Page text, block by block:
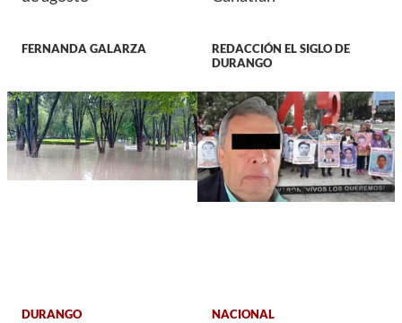
FERNANDA GALARZA
REDACCIÓN EL SIGLO DE
DURANGO
DURANGO NACIONAL